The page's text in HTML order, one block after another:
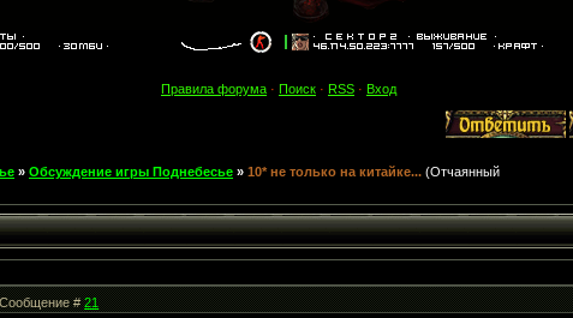
Правила форума · Поиск · RSS · Вход
» Обсуждение игры Поднебесье » 10* не только на китайке... (Отчаянный
Сообщение #21